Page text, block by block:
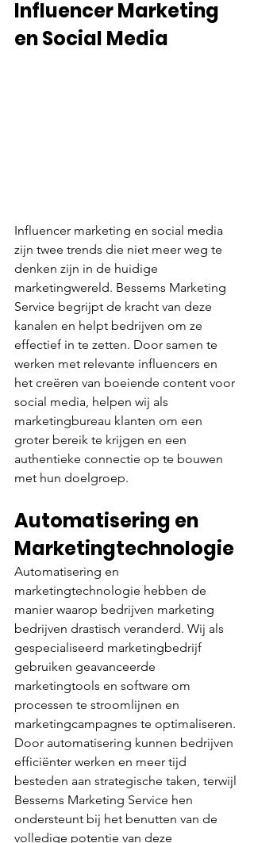
Influencer Marketing
en Social Media
Influencer marketing en social media
zijn twee trends die niet meer weg te
denken zijn in de huidige
marketingwereld. Bessems Marketing
Service begrijpt de kracht van deze
kanalen en helpt bedrijven om ze
effectief in te zetten. Door samen te
werken met relevante influencers en
het creëren van boeiende content voor
social media, helpen wij als
marketingbureau klanten om een
groter bereik te krijgen en een
authentieke connectie op te bouwen
met hun doelgroep.
Automatisering en
Marketingtechnologie
Automatisering en
marketingtechnologie hebben de
manier waarop bedrijven marketing
bedrijven drastisch veranderd. Wij als
gespecialiseerd marketingbedrijf
gebruiken geavanceerde
marketingtools en software om
processen te stroomlijnen en
marketingcampagnes te optimaliseren.
Door automatisering kunnen bedrijven
efficiënter werken en meer tijd
besteden aan strategische taken, terwijl
Bessems Marketing Service hen
ondersteunt bij het benutten van de
volledige potentie van deze